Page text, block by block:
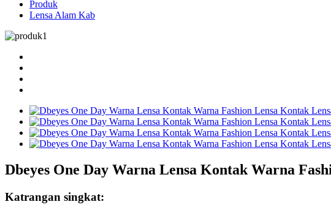
Produk
Lensa Alam Kab
Dbeyes One Day Warna Lensa Kontak Warna
Katrangan singkat: